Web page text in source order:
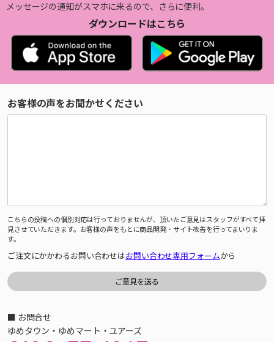
メッセージの通知がスマホに来るので、さらに便利。
ダウンロードはこちら
お客様の声をお聞かせください
こちらの投稿への個別対応は行っておりませんが、頂いたご意見はスタッフがすべて拝
見させていただきます。お客様の声をもとに商品開発・サイト改善を行ってまいりま
す。
ご注文にかかわるお問い合わせはお問い合わせ専用フォームから
■ お問合せ
ゆめタウン・ゆめマート・ユアーズ